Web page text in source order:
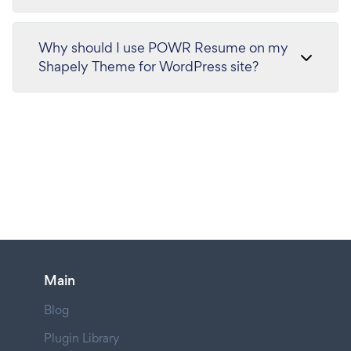
Why should I use POWR Resume on my
Shapely Theme for WordPress site?
Main
Blog
Plugin Library